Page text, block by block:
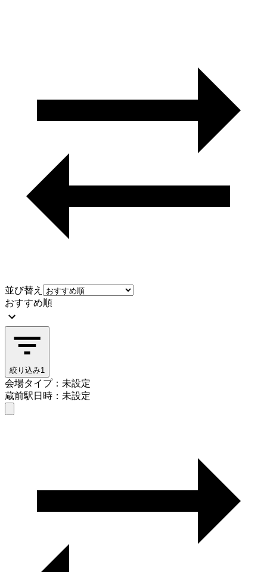
並び替え
おすすめ順
絞り込み1
会場タイプ：未設定
蔵前駅日時：未設定